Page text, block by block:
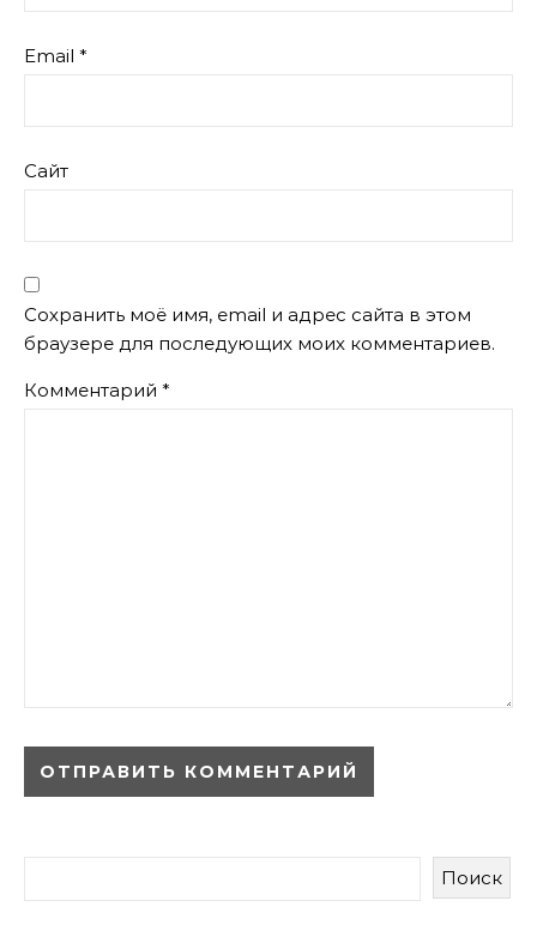
Email *
Сайт
Сохранить моё имя, email и адрес сайта в этом
браузере для последующих моих комментариев.
Комментарий *
Поиск